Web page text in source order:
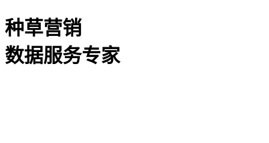
种草营销
数据服务专家